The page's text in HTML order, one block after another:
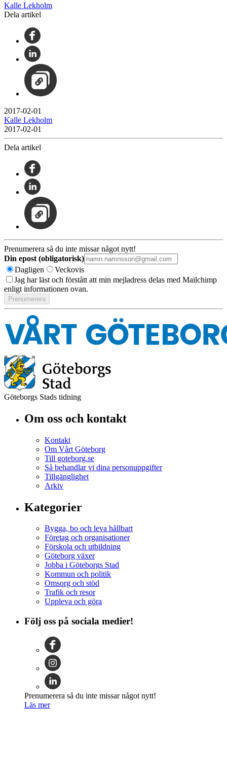
Kalle Lekholm
Dela artikel
2017-02-01
Kalle Lekholm
2017-02-01
Dela artikel
Prenumerera så du inte missar något nytt!
Din epost (obligatorisk)
Dagligen
Veckovis
Jag har läst och förstått att min mejladress delas med Mailchimp
enligt informationen ovan.
Göteborgs Stads tidning
Om oss och kontakt
Kontakt
Om Vårt Göteborg
Till goteborg.se
Så behandlar vi dina personuppgifter
Tillgänglighet
Arkiv
Kategorier
Bygga, bo och leva hållbart
Företag och organisationer
Förskola och utbildning
Göteborg växer
Jobba i Göteborgs Stad
Kommun och politik
Omsorg och stöd
Trafik och resor
Uppleva och göra
Följ oss på sociala medier!
Prenumerera så du inte missar något nytt!
Läs mer